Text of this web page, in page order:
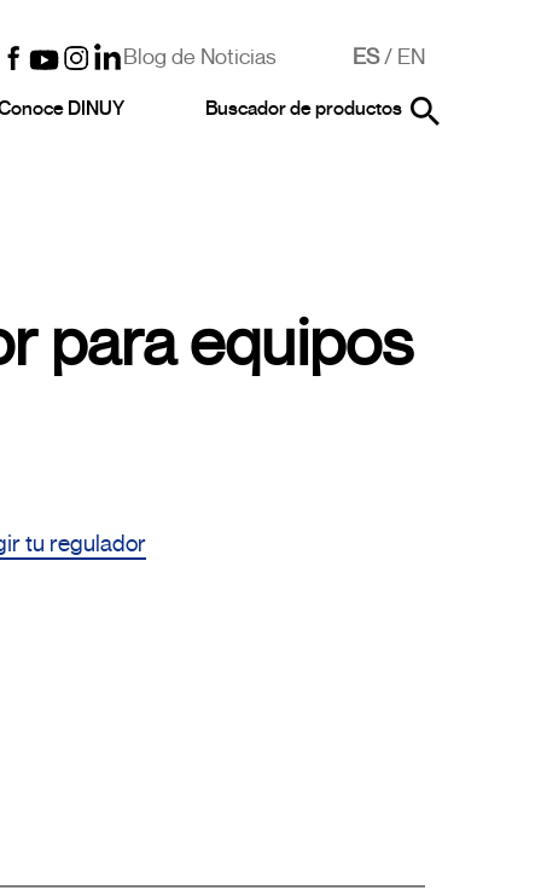
Blog de Noticias ES/ EN
DINUY Buscador de productos
para equipos
tu regulador